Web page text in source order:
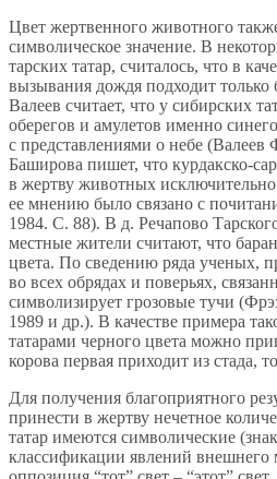
Цвет жертвенного животного
символическое значение. В
тарских татар, считалось, что в
вызывания дождя подходит только
Валеев считает, что у сибирских
оберегов и амулетов именно
с представлениями о небе
Баширова пишет, что курдакско-
в жертву животных
ее мнению было связано с
1984. С. 88). В д. Речапово
местные жители считают, что
цвета. По сведению ряда ученых,
во всех обрядах и поверьях,
символизирует грозовые тучи
1989 и др.). В качестве примера
татарами черного цвета можно
корова первая приходит из стада,
Для получения благоприятного
принести в жертву нечетное
татар имеются символические
классификации явлений